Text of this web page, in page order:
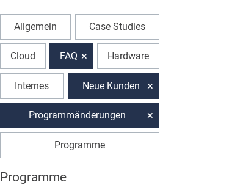
Allgemein Case Studies
Cloud FAQ Hardware
Internes Neue Kunden
Programmänderungen
Programme
Programme